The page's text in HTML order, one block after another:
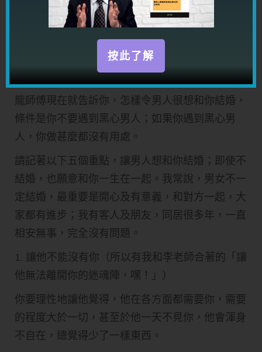
人，實在是百害而無一利。
要男方心甘情願和你結婚的秘密
龍師傅現在就告訴你，怎樣令男人很想和你結婚，
條件是你不要遇到黑心男人；如果你遇到黑心男
人，你做甚麼都沒有用處。
請記著以下五個重點，讓男人想和你結婚；即使不
結婚，也願意和你一生在一起。我常說，男女不一
定結婚，最重要是開心及有意義，和對方一起，大
家都有進步；我有客人及朋友，同居很多年，一直
相安無事，完全沒有問題。
1. 讓他不能沒有你（所以有我和李老師合著的「讓
他無法離開你的迷魂陣，嘿！」）
你要理性地讓他覺得，他在各方面都需要你，需要
的程度大於一切，甚至於他一天不見你，他會渾身
不自在，總覺得少了一樣東西。
按此了解